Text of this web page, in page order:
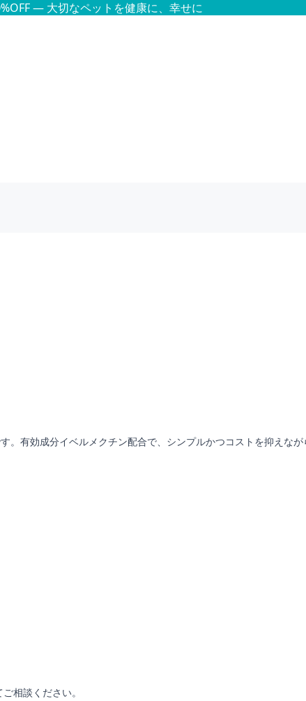
— 大切なペットを健康に、幸せに
有効成分イベルメクチン配合で、シンプルかつコストを抑えな
相談ください。